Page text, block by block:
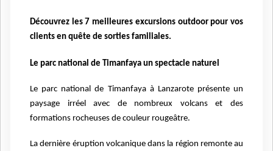
Découvrez les 7 meilleures excursions outdoor pour vos
clients en quête de sorties familiales.
Le parc national de Timanfaya un spectacle naturel
Le parc national de Timanfaya à Lanzarote présente un
paysage irréel avec de nombreux volcans et des
formations rocheuses de couleur rougeâtre.
La dernière éruption volcanique dans la région remonte au